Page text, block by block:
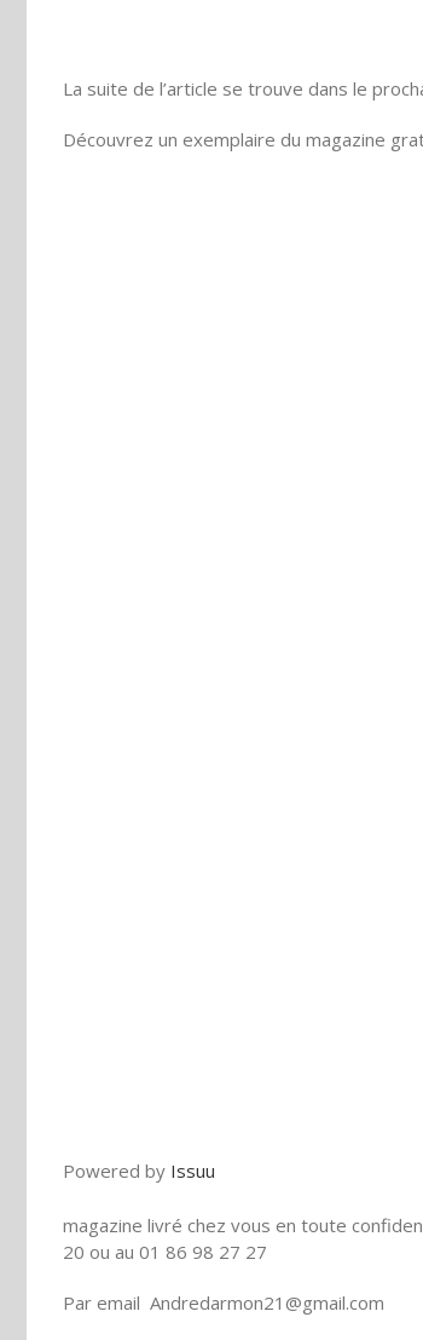
La suite de l’article se trouve dans le
Découvrez un exemplaire du magazine
Powered by Issuu
magazine livré chez vous en toute
20 ou au 01 86 98 27 27
Par email Andredarmon21@gmail.com